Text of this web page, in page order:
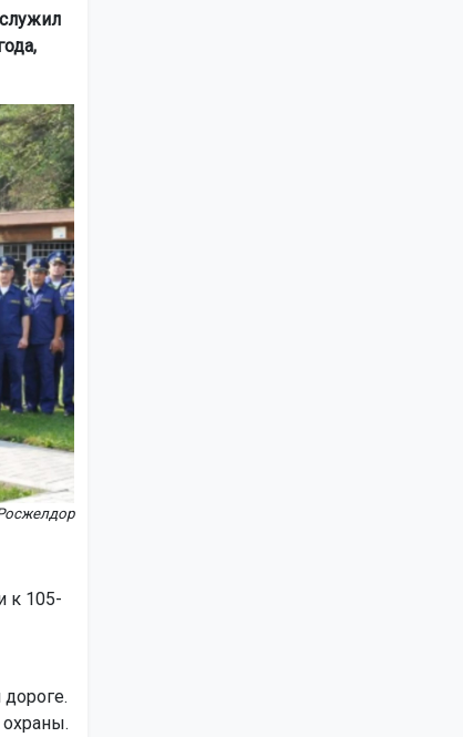
к 105-
охраны.